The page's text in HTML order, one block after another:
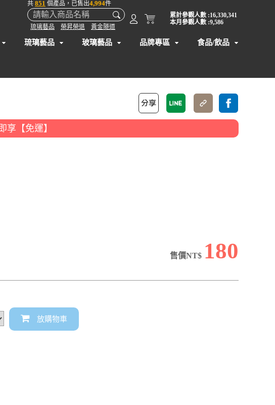
共 851 個產品，已售出4,994件
琉璃藝品 榮昇榮退 黃金隧道
累計參觀人數 :16,330,341
本月參觀人數 :9,586
琉璃藝品 玻璃藝品 品牌專區 食品/飲品
享【免運】
售價NT$ 180
放購物車